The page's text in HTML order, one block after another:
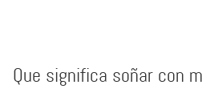
Que significa soñar con